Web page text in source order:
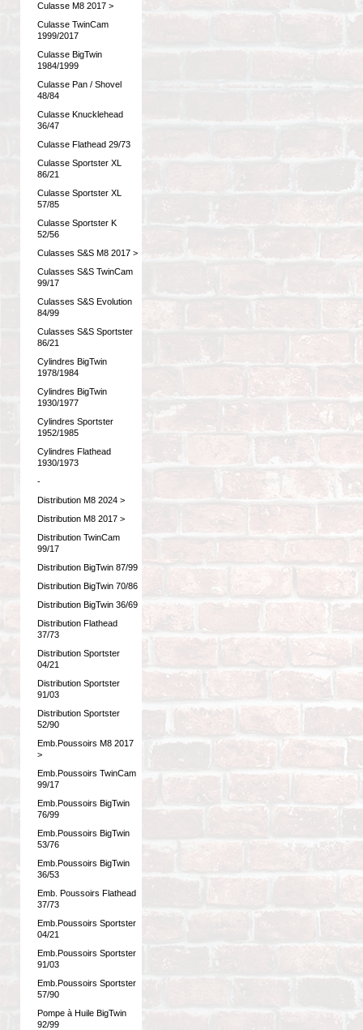
Culasse M8 2017 >
Culasse TwinCam
1999/2017
Culasse BigTwin
1984/1999
Culasse Pan / Shovel
48/84
Culasse Knucklehead
36/47
Culasse Flathead 29/73
Culasse Sportster XL
86/21
Culasse Sportster XL
57/85
Culasse Sportster K
52/56
Culasses S&S M8 2017 >
Culasses S&S TwinCam
99/17
Culasses S&S Evolution
84/99
Culasses S&S Sportster
86/21
Cylindres BigTwin
1978/1984
Cylindres BigTwin
1930/1977
Cylindres Sportster
1952/1985
Cylindres Flathead
1930/1973
-
Distribution M8 2024 >
Distribution M8 2017 >
Distribution TwinCam
99/17
Distribution BigTwin 87/99
Distribution BigTwin 70/86
Distribution BigTwin 36/69
Distribution Flathead
37/73
Distribution Sportster
04/21
Distribution Sportster
91/03
Distribution Sportster
52/90
Emb.Poussoirs M8 2017
>
Emb.Poussoirs TwinCam
99/17
Emb.Poussoirs BigTwin
76/99
Emb.Poussoirs BigTwin
53/76
Emb.Poussoirs BigTwin
36/53
Emb. Poussoirs Flathead
37/73
Emb.Poussoirs Sportster
04/21
Emb.Poussoirs Sportster
91/03
Emb.Poussoirs Sportster
57/90
Pompe à Huile BigTwin
92/99